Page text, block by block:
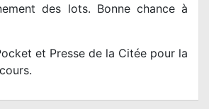
des lots. Bonne chance à
et Presse de la Citée pour la